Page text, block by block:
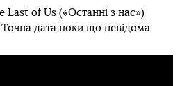
Last of Us («Останні з нас»)
Точна дата поки що невідома.